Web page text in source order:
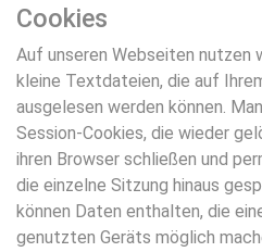
Cookies
Auf unseren Webseiten nutzen
kleine Textdateien, die auf
ausgelesen werden können.
Session-Cookies, die wieder
ihren Browser schließen und
die einzelne Sitzung hinaus
können Daten enthalten, die
genutzten Geräts möglich